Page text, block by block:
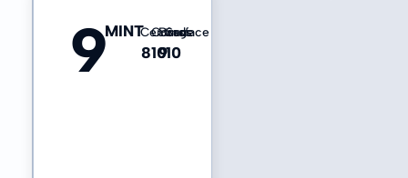
9MINTCentrage
8
Coins
10
Bords
9
Surface
10